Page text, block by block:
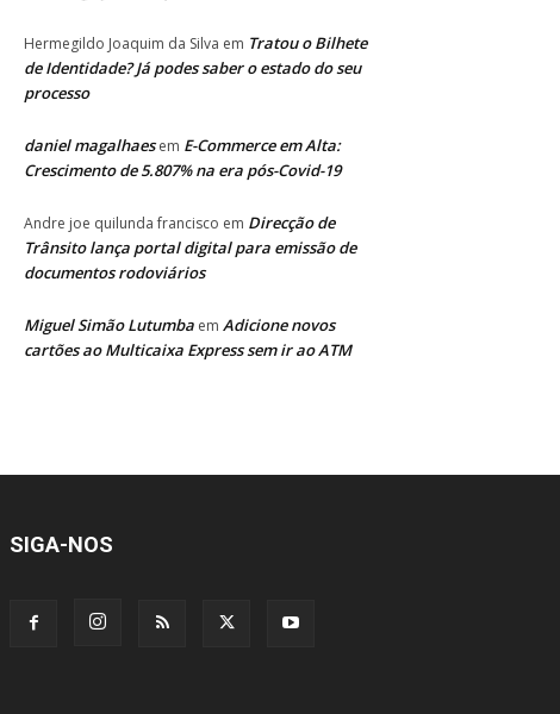
Hermegildo Joaquim da Silva em Tratou o Bilhete
de Identidade? Já podes saber o estado do seu
processo
daniel magalhaesem E-Commerce em Alta:
Crescimento de 5.807% na era pós-Covid-19
Andre joe quilunda francisco em Direcção de
Trânsito lança portal digital para emissão de
documentos rodoviários
Miguel Simão Lutumba em Adicione novos
cartões ao Multicaixa Express sem ir ao ATM
SIGA-NOS